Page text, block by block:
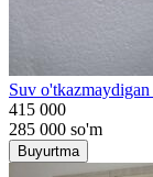
Suv
415 000
285 000 so'm
Buyurtma